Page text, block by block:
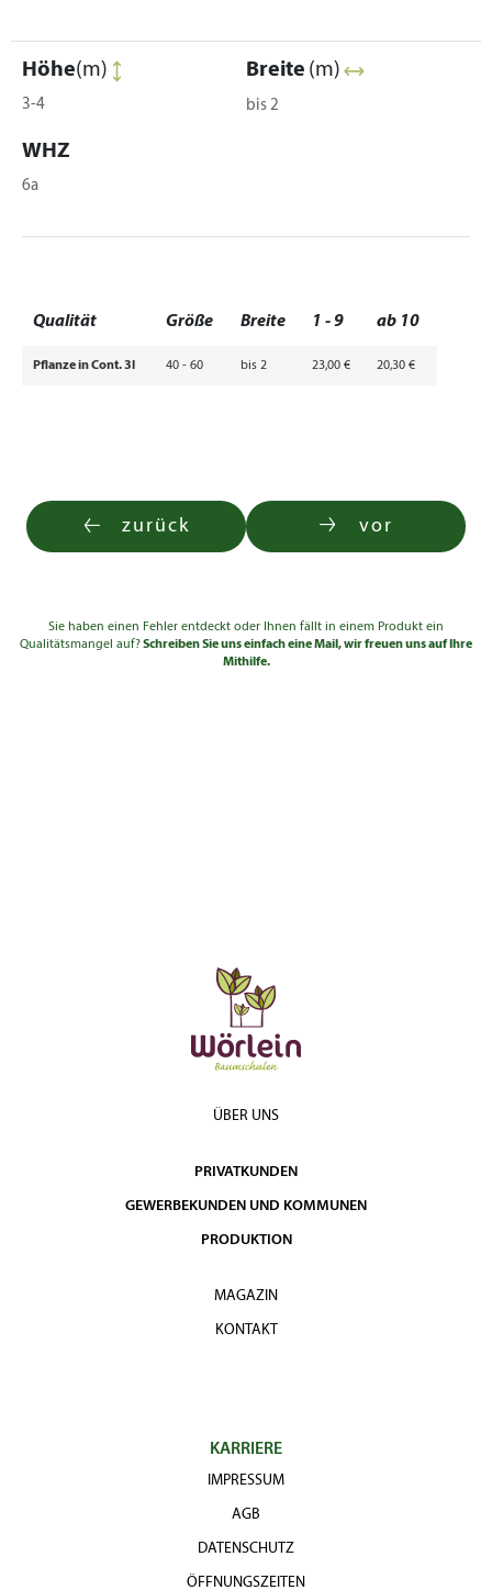
Höhe(m)
3-4
Breite (m)
bis 2
WHZ
6a
Qualität Größe Breite 1 - 9 ab 10
Pflanze in Cont. 3l 40 - 60 bis 2 23,00 € 20,30 €
zurück vor
Sie haben einen Fehler entdeckt oder Ihnen fällt in einem Produkt ein
Qualitätsmangel auf?Schreiben Sie uns einfach eine Mail, wir freuen uns auf Ihre
Mithilfe.
ÜBER UNS
PRIVATKUNDEN
GEWERBEKUNDEN UND KOMMUNEN
PRODUKTION
MAGAZIN
KONTAKT
KARRIERE
IMPRESSUM
AGB
DATENSCHUTZ
ÖFFNUNGSZEITEN